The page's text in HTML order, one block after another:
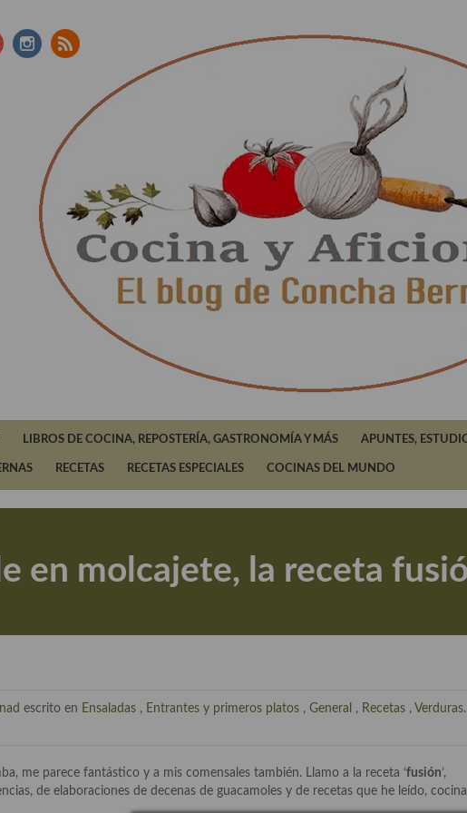
LIBROS DE COCINA, REPOSTERÍA, GASTRONOMÍA Y MÁS APUNTES,
RECETAS RECETAS ESPECIALES COCINAS DEL MUNDO
en molcajete, la receta
escrito en Ensaladas , Entrantes y primeros platos , General , Recetas , Verduras.
me parece fantástico y a mis comensales también. Llamo a la receta ‘fusión’,
de elaboraciones de decenas de guacamoles y de recetas que he leído,